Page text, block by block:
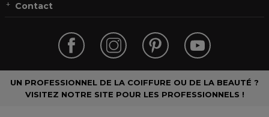
Contact
UN PROFESSIONNEL DE LA COIFFURE OU DE LA BEAUTÉ ?
VISITEZ NOTRE SITE POUR LES PROFESSIONNELS !